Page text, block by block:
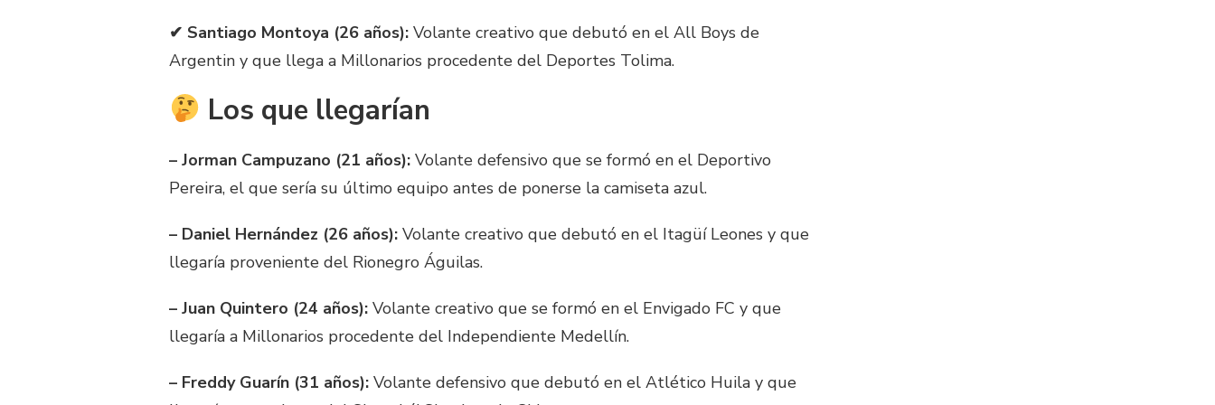
✔ Santiago Montoya (26 años): Volante creativo que debutó en el All Boys de
Argentin y que llega a Millonarios procedente del Deportes Tolima.
Los que llegarían
– Jorman Campuzano (21 años): Volante defensivo que se formó en el Deportivo
Pereira, el que sería su último equipo antes de ponerse la camiseta azul.
– Daniel Hernández (26 años): Volante creativo que debutó en el Itagüí Leones y que
llegaría proveniente del Rionegro Águilas.
– Juan Quintero (24 años): Volante creativo que se formó en el Envigado FC y que
llegaría a Millonarios procedente del Independiente Medellín.
– Freddy Guarín (31 años): Volante defensivo que debutó en el Atlético Huila y que